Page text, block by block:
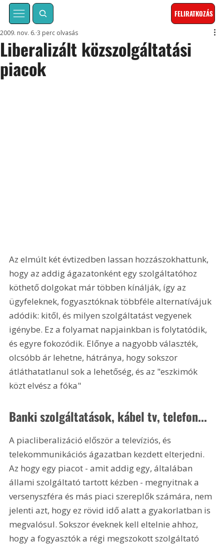
FELIRATKOZÁS
Liberalizált közszolgáltatási
piacok
2009. nov. 6. 3 perc olvasás
Az elmúlt két évtizedben lassan hozzászokhattunk,
hogy az addig ágazatonként egy szolgáltatóhoz
köthető dolgokat már többen kínálják, így az
ügyfeleknek, fogyasztóknak többféle alternatívájuk
adódik: kitől, és milyen szolgáltatást vegyenek
igénybe. Ez a folyamat napjainkban is folytatódik,
és egyre fokozódik. Előnye a nagyobb választék,
olcsóbb ár lehetne, hátránya, hogy sokszor
átláthatatlanul sok a lehetőség, és az "eszkimók
közt elvész a fóka"
Banki szolgáltatások, kábel tv, telefon...
A piacliberalizáció először a televíziós, és
telekommunikációs ágazatban kezdett elterjedni.
Az hogy egy piacot - amit addig egy, általában
állami szolgáltató tartott kézben - megnyitnak a
versenyszféra és más piaci szereplők számára, nem
jelenti azt, hogy ez rövid idő alatt a gyakorlatban is
megvalósul. Sokszor éveknek kell eltelnie ahhoz,
hogy a fogyasztók a régi megszokott szolgáltató